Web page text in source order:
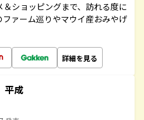
ショッピングまで、訪れる度に
ァーム巡りやマウイ産おみやげ
詳細を見る
成